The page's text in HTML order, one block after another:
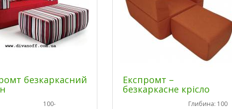
безкаркасний
100-
Експромт –
безкаркасне крісло
Глибина: 100